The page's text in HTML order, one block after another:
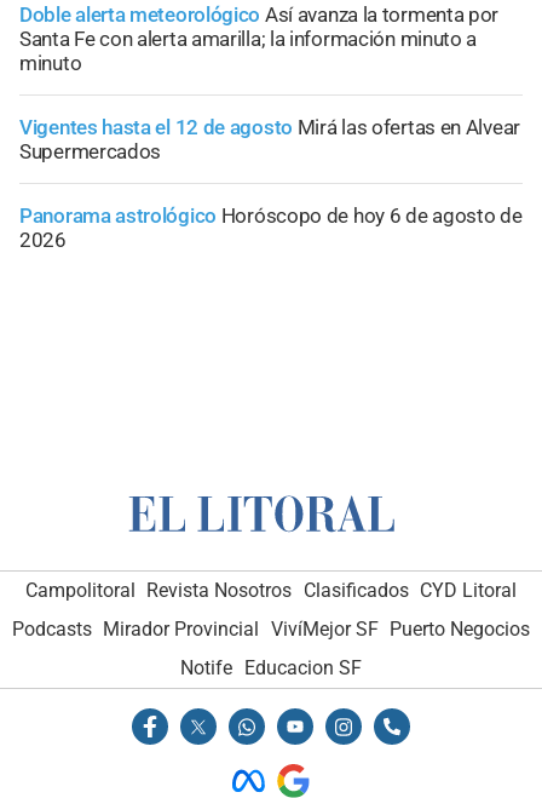
Doble alerta meteorológico Así avanza la tormenta por
Santa Fe con alerta amarilla; la información minuto a
minuto
Vigentes hasta el 12 de agosto Mirá las ofertas en Alvear
Supermercados
Panorama astrológico Horóscopo de hoy 6 de agosto de
2026
Campolitoral Revista Nosotros Clasificados CYD Litoral
Podcasts Mirador Provincial VivíMejor SF Puerto Negocios
Notife Educacion SF